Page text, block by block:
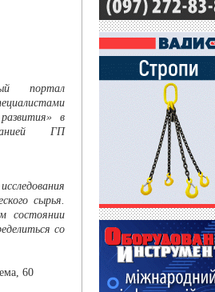
портал
в
ГП
сырья.
состоянии
со
60